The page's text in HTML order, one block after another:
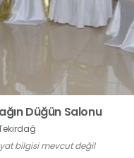
Düğün Salonu
bilgisi mevcut değil